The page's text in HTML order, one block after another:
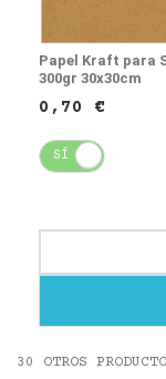
Papel Kraft para
300gr 30x30cm
0,70 €
SÍ
30 OTROS